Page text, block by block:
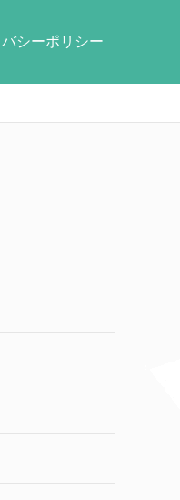
シーポリシー